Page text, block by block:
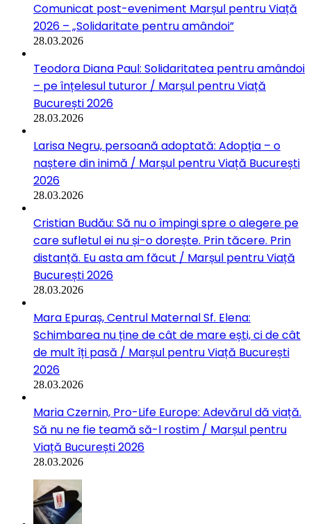
Comunicat post-eveniment Marșul pentru Viață
2026 – „Solidaritate pentru amândoi”
28.03.2026
Teodora Diana Paul: Solidaritatea pentru amândoi
– pe înțelesul tuturor / Marșul pentru Viață
București 2026
28.03.2026
Larisa Negru, persoană adoptată: Adopția – o
naștere din inimă / Marșul pentru Viață București
2026
28.03.2026
Cristian Budău: Să nu o împingi spre o alegere pe
care sufletul ei nu și-o dorește. Prin tăcere. Prin
distanță. Eu asta am făcut / Marșul pentru Viață
București 2026
28.03.2026
Mara Epuraș, Centrul Maternal Sf. Elena:
Schimbarea nu ține de cât de mare ești, ci de cât
de mult îți pasă / Marșul pentru Viață București
2026
28.03.2026
Maria Czernin, Pro-Life Europe: Adevărul dă viață.
Să nu ne fie teamă să-l rostim / Marșul pentru
Viață București 2026
28.03.2026